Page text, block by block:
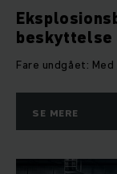
beskyttelse
Fare undgået:
SE MERE